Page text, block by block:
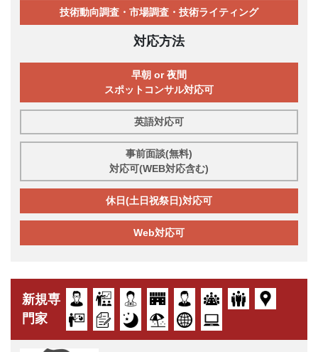
技術動向調査・市場調査・技術ライティング
対応方法
早朝 or 夜間
スポットコンサル対応可
英語対応可
事前面談(無料)
対応可(WEB対応含む)
休日(土日祝祭日)対応可
Web対応可
新規専
門家